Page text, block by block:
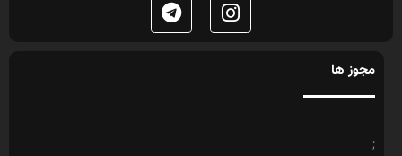
مجوز ها
;